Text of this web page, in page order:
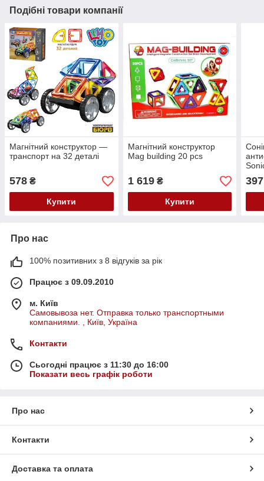
Подібні товари компанії
Магнітний конструктор —
транспорт на 32 деталі
578 ₴
Купити
Магнітний конструктор
Mag building 20 pcs
1 619₴
Купити
у
397
Про нас
100% позитивних з 8 відгуків за рік
Працює з 09.09.2010
м. Київ
Самовывоза нет. Отправка только транспортными
компаниями. , Київ, Україна
Контакти
Сьогодні працює з 11:30 до 16:00
Показати весь графік роботи
Про нас
Контакти
Доставка та оплата